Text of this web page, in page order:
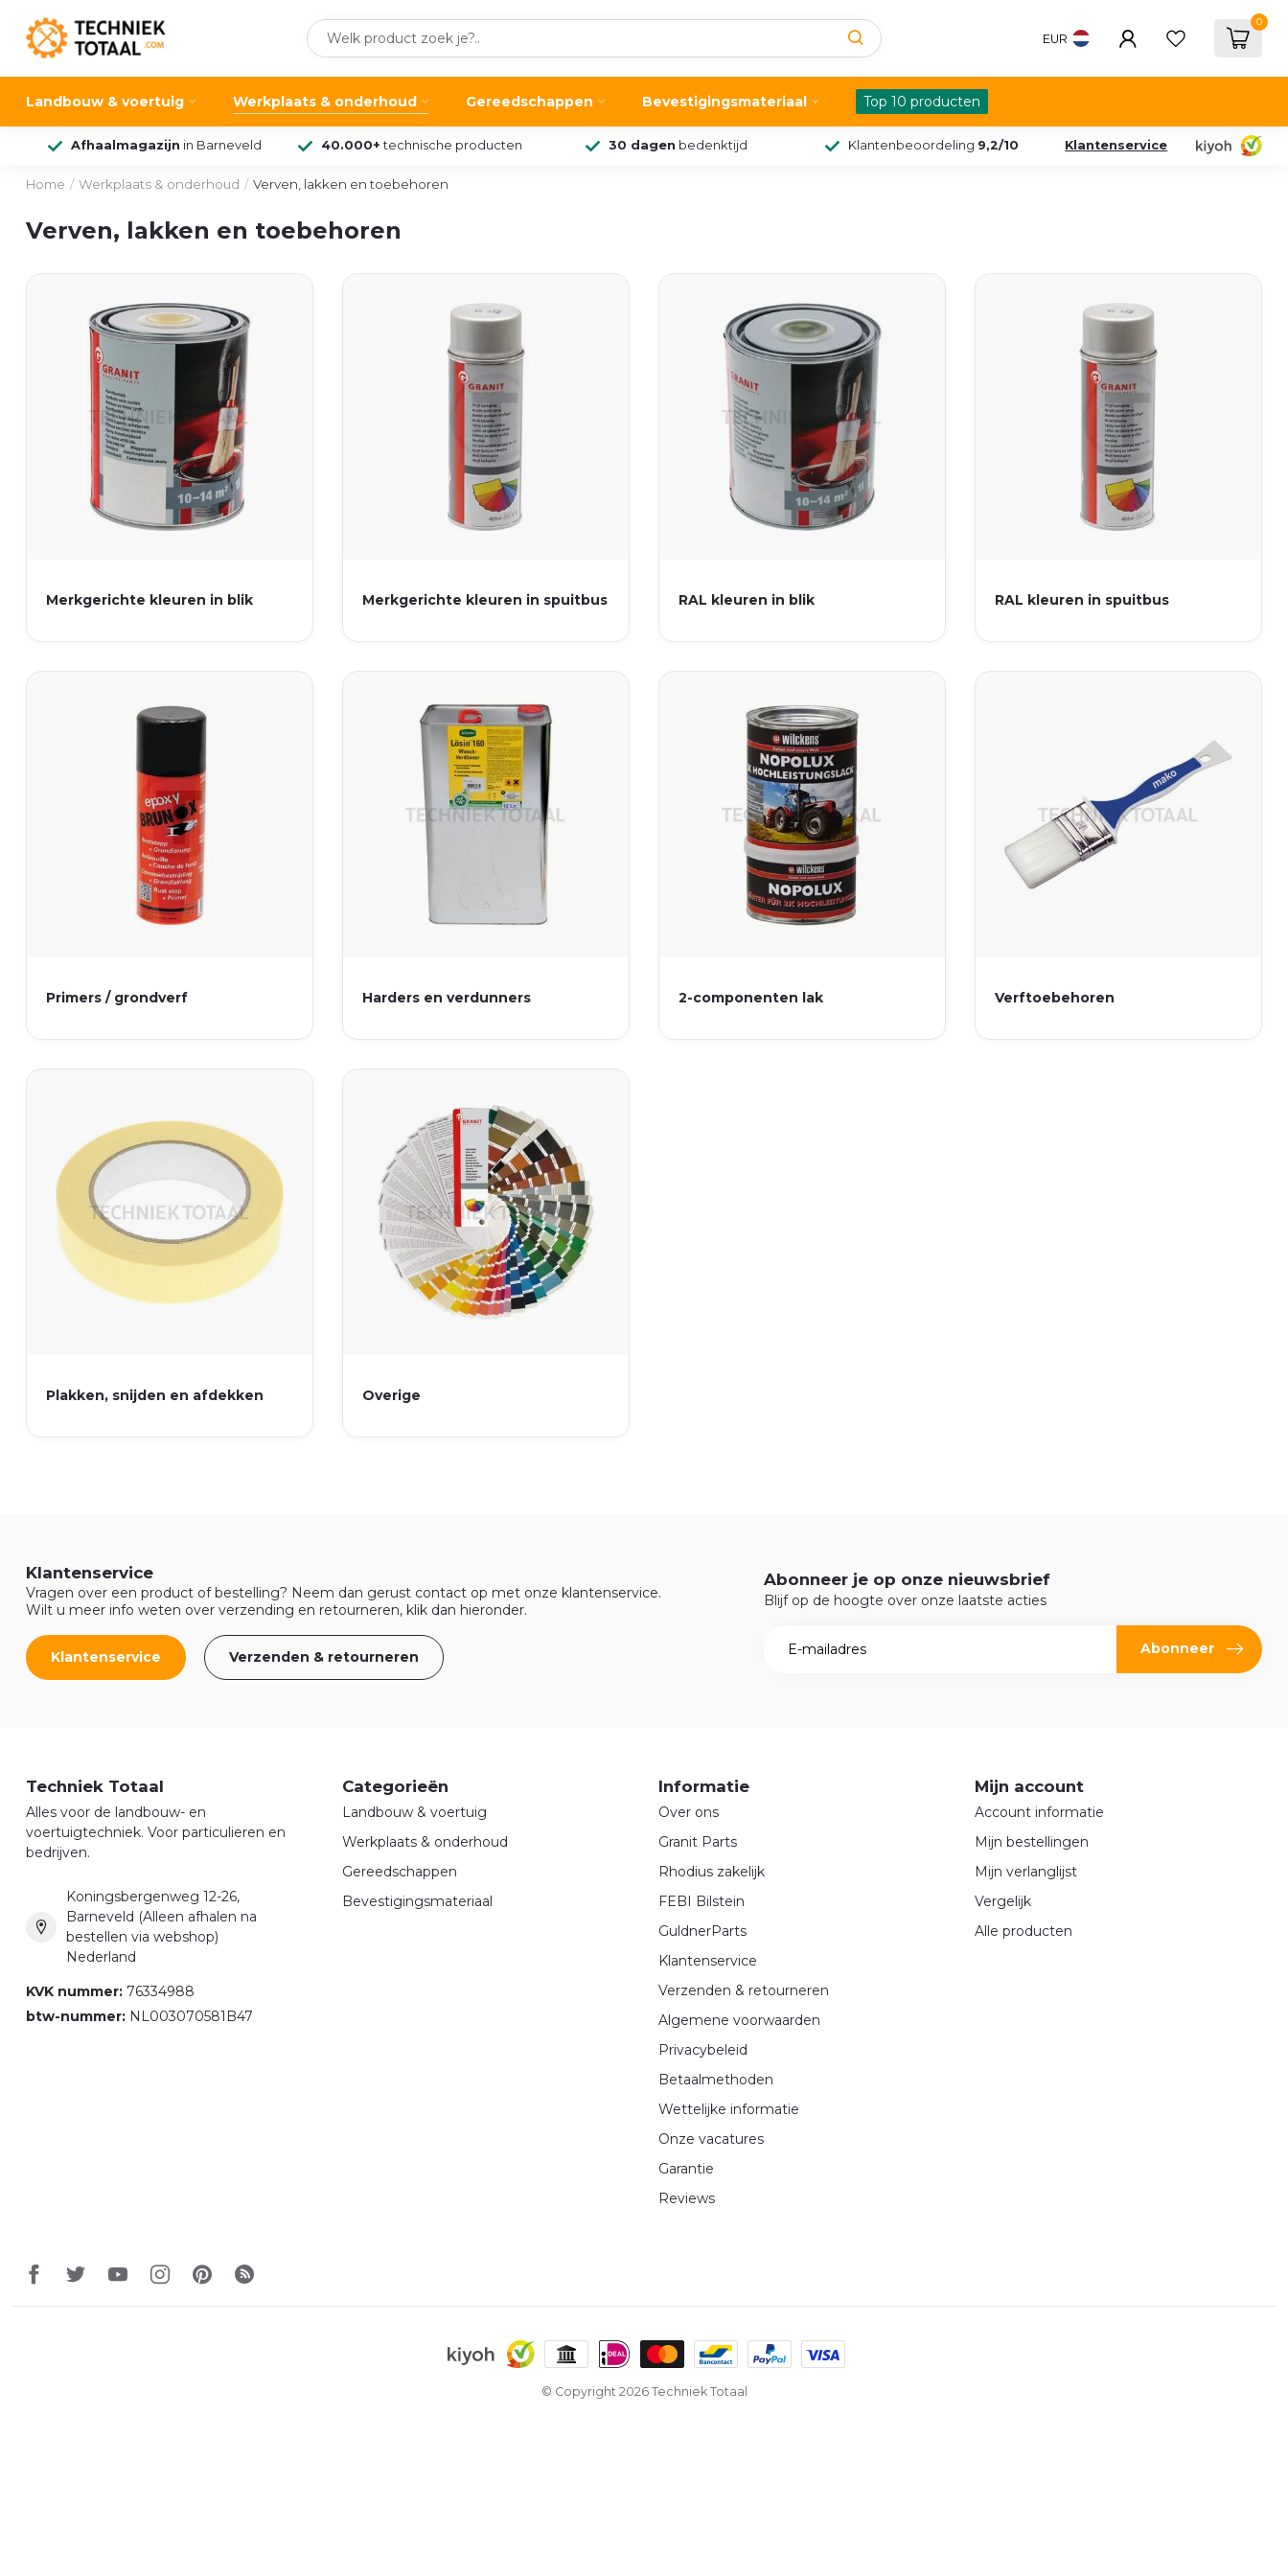
EUR
0
Landbouw & voertuig Werkplaats & onderhoud Gereedschappen Bevestigingsmateriaal Top 10 producten
Afhaalmagazijn in Barneveld 40.000+ technische producten 30 dagen bedenktijd Klantenbeoordeling 9,2/10 Klantenservice
Home / Werkplaats & onderhoud / Verven, lakken en toebehoren
Verven, lakken en toebehoren
Merkgerichte kleuren in blik Merkgerichte kleuren in spuitbus RAL kleuren in blik RAL kleuren in spuitbus
Primers / grondverf Harders en verdunners 2-componenten lak Verftoebehoren
Plakken, snijden en afdekken Overige
Klantenservice
Vragen over een product of bestelling? Neem dan gerust contact op met onze klantenservice.
Wilt u meer info weten over verzending en retourneren, klik dan hieronder.
Klantenservice Verzenden & retourneren
Abonneer je op onze nieuwsbrief
Blijf op de hoogte over onze laatste acties
Abonneer
Techniek Totaal
Alles voor de landbouw- en
voertuigtechniek. Voor particulieren en
bedrijven.
Koningsbergenweg 12-26,
Barneveld (Alleen afhalen na
bestellen via webshop)
Nederland
KVK nummer: 76334988
btw-nummer: NL003070581B47
Categorieën
Landbouw & voertuig
Werkplaats & onderhoud
Gereedschappen
Bevestigingsmateriaal
Informatie
Over ons
Granit Parts
Rhodius zakelijk
FEBI Bilstein
GuldnerParts
Klantenservice
Verzenden & retourneren
Algemene voorwaarden
Privacybeleid
Betaalmethoden
Wettelijke informatie
Onze vacatures
Garantie
Reviews
Mijn account
Account informatie
Mijn bestellingen
Mijn verlanglijst
Vergelijk
Alle producten
© Copyright 2026 Techniek Totaal